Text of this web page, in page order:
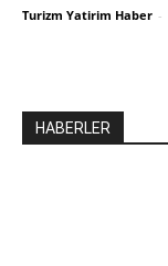
Turizm Yatirim Haber -
HABERLER